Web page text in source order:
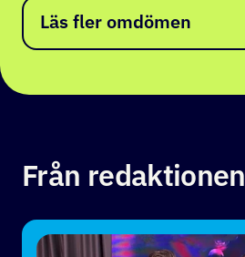
Läs fler omdömen
Från redaktionen